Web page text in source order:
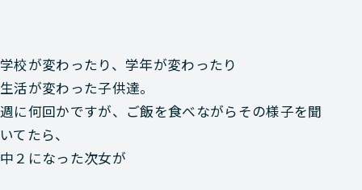
学校が変わったり、学年が変わったり
生活が変わった子供達。
週に何回かですが、ご飯を食べながらその様子を聞
いてたら、
中２になった次女が